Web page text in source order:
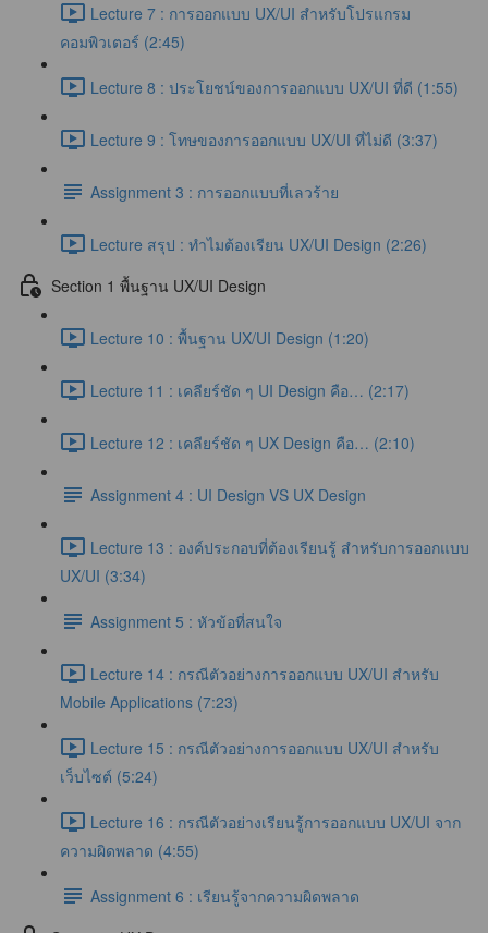
Lecture 7 : การออกแบบ UX/UI สำหรับโปรแกรม
คอมพิวเตอร์ (2:45)
Lecture 8 : ประโยชน์ของการออกแบบ UX/UI ที่ดี (1:55)
Lecture 9 : โทษของการออกแบบ UX/UI ที่ไม่ดี (3:37)
Assignment 3 : การออกแบบที่เลวร้าย
Lecture สรุป : ทำไมต้องเรียน UX/UI Design (2:26)
Section 1 พื้นฐาน UX/UI Design
Lecture 10 : พื้นฐาน UX/UI Design (1:20)
Lecture 11 : เคลียร์ชัด ๆ UI Design คือ… (2:17)
Lecture 12 : เคลียร์ชัด ๆ UX Design คือ… (2:10)
Assignment 4 : UI Design VS UX Design
Lecture 13 : องค์ประกอบที่ต้องเรียนรู้ สำหรับการออกแบบ
UX/UI (3:34)
Assignment 5 : หัวข้อที่สนใจ
Lecture 14 : กรณีตัวอย่างการออกแบบ UX/UI สำหรับ
Mobile Applications (7:23)
Lecture 15 : กรณีตัวอย่างการออกแบบ UX/UI สำหรับ
เว็บไซต์ (5:24)
Lecture 16 : กรณีตัวอย่างเรียนรู้การออกแบบ UX/UI จาก
ความผิดพลาด (4:55)
Assignment 6 : เรียนรู้จากความผิดพลาด